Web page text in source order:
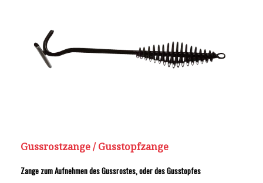
Gussrostzange / Gusstopfzange
Zange zum Aufnehmen des Gussrostes, oder des Gusstopfes